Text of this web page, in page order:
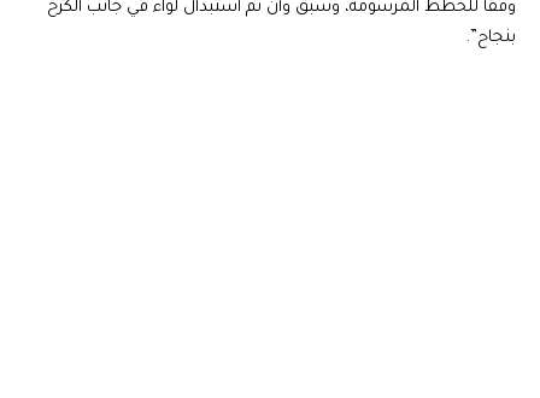
وفقا للخطط المرسومة، وسبق وأن تم استبدال لواء في جانب الكرخ
بنجاح”.